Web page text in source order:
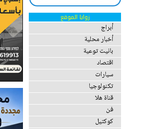
زوايا الموقع
أبراج
أخبار محلية
بانيت توعية
اقتصاد
سيارات
تكنولوجيا
قناة هلا
فن
كوكتيل